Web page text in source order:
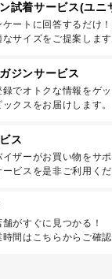
試着サービス(ユニ
ートに回答するだけ
サイズをご提案します
ジンサービス
録でオトクな情報をゲ
クスをお届けします。
ス
ザーがお買い物をサポ
ビスを是非ご利用くだ
がすぐに見つかる！
間はこちらからご確認